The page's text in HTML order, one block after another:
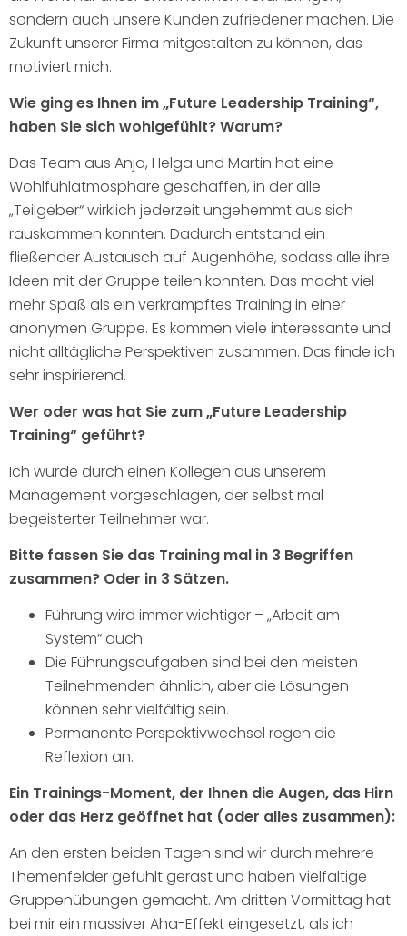
sondern auch unsere Kunden zufriedener machen. Die
Zukunft unserer Firma mitgestalten zu können, das
motiviert mich.
Wie ging es Ihnen im „Future Leadership Training“,
haben Sie sich wohlgefühlt? Warum?
Das Team aus Anja, Helga und Martin hat eine
Wohlfühlatmosphäre geschaffen, in der alle
„Teilgeber“ wirklich jederzeit ungehemmt aus sich
rauskommen konnten. Dadurch entstand ein
fließender Austausch auf Augenhöhe, sodass alle ihre
Ideen mit der Gruppe teilen konnten. Das macht viel
mehr Spaß als ein verkrampftes Training in einer
anonymen Gruppe. Es kommen viele interessante und
nicht alltägliche Perspektiven zusammen. Das finde ich
sehr inspirierend.
Wer oder was hat Sie zum „Future Leadership
Training“ geführt?
Ich wurde durch einen Kollegen aus unserem
Management vorgeschlagen, der selbst mal
begeisterter Teilnehmer war.
Bitte fassen Sie das Training mal in 3 Begriffen
zusammen? Oder in 3 Sätzen.
Führung wird immer wichtiger – „Arbeit am
System“ auch.
Die Führungsaufgaben sind bei den meisten
Teilnehmenden ähnlich, aber die Lösungen
können sehr vielfältig sein.
Permanente Perspektivwechsel regen die
Reflexion an.
Ein Trainings-Moment, der Ihnen die Augen, das Hirn
oder das Herz geöffnet hat (oder alles zusammen):
An den ersten beiden Tagen sind wir durch mehrere
Themenfelder gefühlt gerast und haben vielfältige
Gruppenübungen gemacht. Am dritten Vormittag hat
bei mir ein massiver Aha-Effekt eingesetzt, als ich